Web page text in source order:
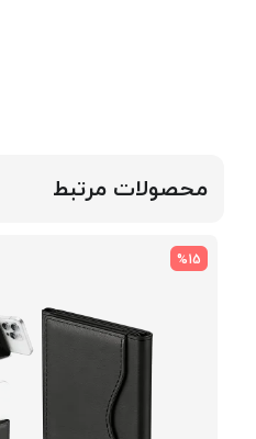
محصولات مرتبط
%15